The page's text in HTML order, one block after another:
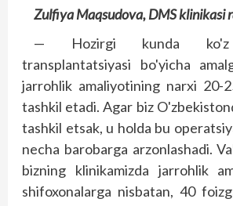
Zulfiya Maqsudova, DMS klinikasi
— Hozirgi kunda ko'z
transplantatsiyasi bo'yicha
jarrohlik amaliyotining narxi 20-
tashkil etadi. Agar biz
tashkil etsak, u holda bu
necha barobarga arzonlashadi.
bizning klinikamizda jarrohlik
shifoxonalarga nisbatan, 40